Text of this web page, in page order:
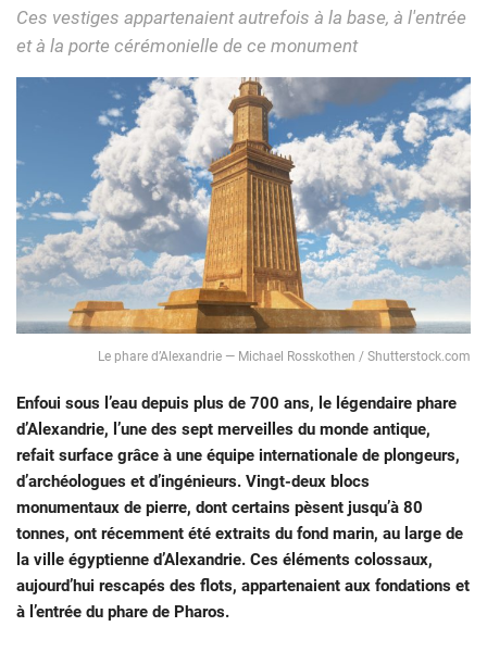
Ces vestiges appartenaient autrefois à la base, à l'entrée
et à la porte cérémonielle de ce monument
Le phare d’Alexandrie — Michael Rosskothen / Shutterstock.com
Enfoui sous l’eau depuis plus de 700 ans, le légendaire phare
d’Alexandrie, l’une des sept merveilles du monde antique,
refait surface grâce à une équipe internationale de plongeurs,
d’archéologues et d’ingénieurs. Vingt-deux blocs
monumentaux de pierre, dont certains pèsent jusqu’à 80
tonnes, ont récemment été extraits du fond marin, au large de
la ville égyptienne d’Alexandrie. Ces éléments colossaux,
aujourd’hui rescapés des flots, appartenaient aux fondations et
à l’entrée du phare de Pharos.